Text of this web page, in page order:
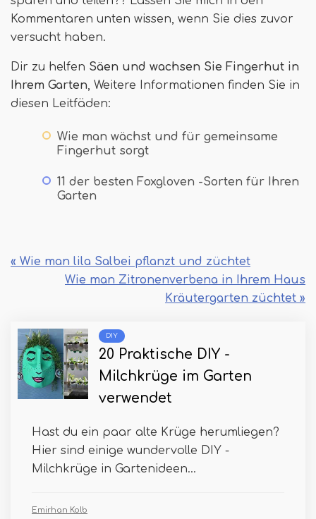
Kommentaren unten wissen, wenn Sie dies zuvor
versucht haben.
Dir zu helfen Säen und wachsen Sie Fingerhut in
Ihrem Garten, Weitere Informationen finden Sie in
diesen Leitfäden:
Wie man wächst und für gemeinsame
Fingerhut sorgt
11 der besten Foxgloven -Sorten für Ihren
Garten
« Wie man lila Salbei pflanzt und züchtet
Wie man Zitronenverbena in Ihrem Haus
Kräutergarten züchtet »
DIY
20 Praktische DIY -
Milchkrüge im Garten
verwendet
Hast du ein paar alte Krüge herumliegen?
Hier sind einige wundervolle DIY -
Milchkrüge in Gartenideen...
Emirhan Kolb